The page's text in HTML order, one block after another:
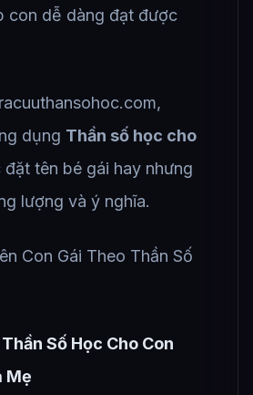
con dễ dàng đạt được
dụng Thần số học cho
tên bé gái hay nhưng
lượng và ý nghĩa.
Con Gái Theo Thần Số
Số Học Cho Con
Mẹ